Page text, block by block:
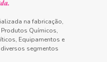
na fabricação,
Químicos,
Equipamentos e
segmentos